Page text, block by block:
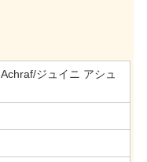
ジュイニ アシュ